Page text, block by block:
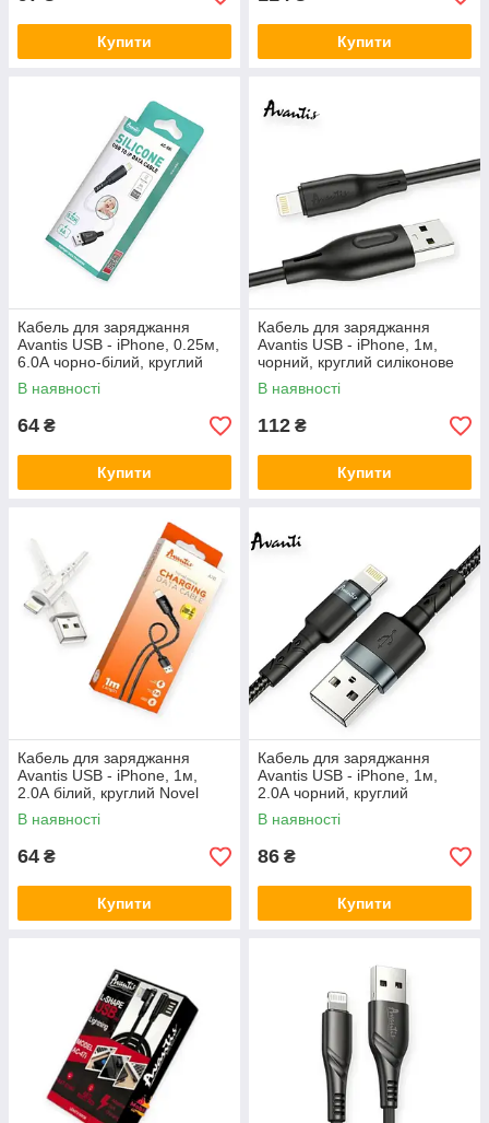
Купити Купити
Кабель для заряджання
Avantis USB - iPhone, 0.25м,
6.0А чорно-білий, круглий
силіконове обплет
В наявності
64 ₴
Купити
Кабель для заряджання
Avantis USB - iPhone, 1м,
чорний, круглий силіконове
обплет.
В наявності
112 ₴
Купити
Кабель для заряджання
Avantis USB - iPhone, 1м,
2.0А білий, круглий Novel
В наявності
64 ₴
Купити
Кабель для заряджання
Avantis USB - iPhone, 1м,
2.0А чорний, круглий
тканинне обплет.
В наявності
86 ₴
Купити